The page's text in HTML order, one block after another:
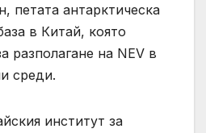
петата антарктическа
в Китай, която
разполагане на NEV в
среди.
институт за